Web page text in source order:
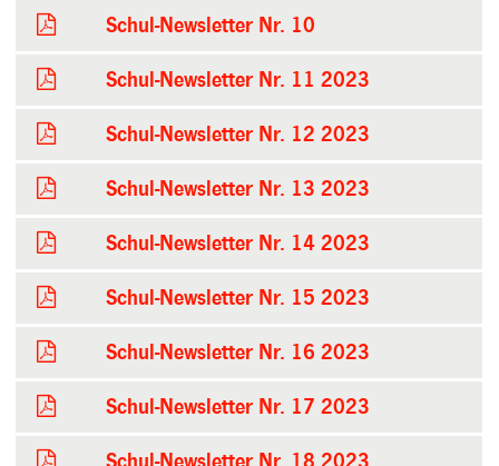
Schul-Newsletter Nr. 10
Schul-Newsletter Nr. 11 2023
Schul-Newsletter Nr. 12 2023
Schul-Newsletter Nr. 13 2023
Schul-Newsletter Nr. 14 2023
Schul-Newsletter Nr. 15 2023
Schul-Newsletter Nr. 16 2023
Schul-Newsletter Nr. 17 2023
Schul-Newsletter Nr. 18 2023